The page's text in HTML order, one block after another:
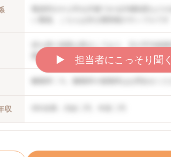
開情報のサンプルです
収
▶︎ 担当者にこっそり聞